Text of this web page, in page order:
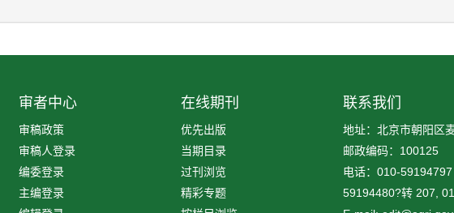
审者中心
审稿政策
审稿人登录
编委登录
主编登录
在线期刊
优先出版
当期目录
过刊浏览
精彩专题
联系我们
地址：北京市朝阳区
邮政编码：100125
电话：010-
59194480?转 207,